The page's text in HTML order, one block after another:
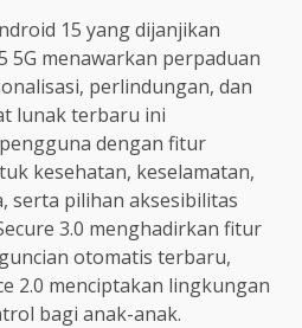
15 yang dijanjikan
5G menawarkan perpaduan
perlindungan, dan
lunak terbaru ini
dengan fitur
kesehatan, keselamatan,
serta pilihan aksesibilitas
3.0 menghadirkan fitur
otomatis terbaru,
2.0 menciptakan lingkungan
bagi anak-anak.